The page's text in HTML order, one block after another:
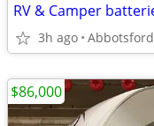
RV & Camper
3h ago Abbotsford
$86,000